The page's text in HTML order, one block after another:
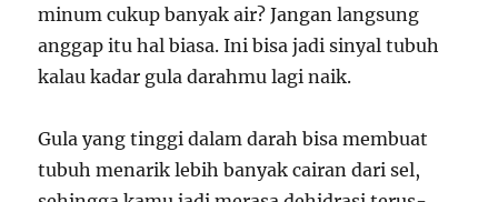
minum cukup banyak air? Jangan langsung
anggap itu hal biasa. Ini bisa jadi sinyal tubuh
kalau kadar gula darahmu lagi naik.
Gula yang tinggi dalam darah bisa membuat
tubuh menarik lebih banyak cairan dari sel,